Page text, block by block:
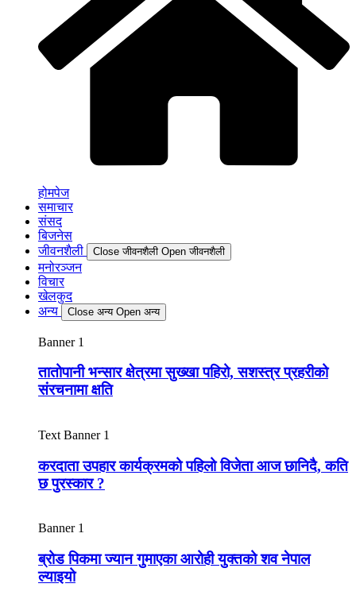
होमपेज
समाचार
संसद
बिजनेस
जीवनशैली
Close जीवनशैली Open जीवनशैली
मनोरञ्जन
विचार
खेलकुद
अन्य
Close अन्य Open अन्य
Banner 1
तातोपानी भन्सार क्षेत्रमा सुख्खा पहिरो, सशस्त्र प्रहरीको
संरचनामा क्षति
Text Banner 1
करदाता उपहार कार्यक्रमको पहिलो विजेता आज छानिदै, कति
छ पुरस्कार ?
Banner 1
ब्रोड पिकमा ज्यान गुमाएका आरोही युक्तको शव नेपाल
ल्याइयो